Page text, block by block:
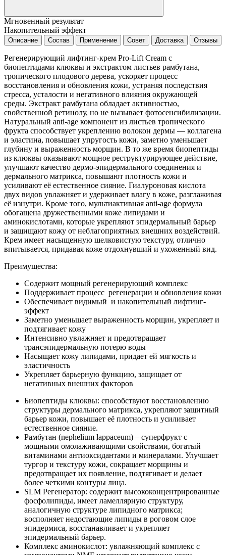
Мгновенный результат
Накопительный эффект
Описание Состав Применение Совет Доставка Отзывы
Регенерирующий лифтинг-крем Pro-Lift Cream с
биопептидами клюквы и экстрактом листьев рамбутана,
тропического плодового дерева, ускоряет процесс
восстановления и обновления кожи, устраняя последствия
стресса, усталости и негативного влияния окружающей
среды. Экстракт рамбутана обладает активностью,
свойственной ретинолу, но не вызывает фотосенсибилизации.
Натуральный anti-age компонент из листьев тропического
фрукта способствует укреплению волокон дермы — коллагена
и эластина, повышает упругость кожи, заметно уменьшает
глубину и выраженность морщин. В то же время биопептиды
из клюквы оказывают мощное реструктурирующее действие,
улучшают качество дермо-эпидермального соединения и
дермального матрикса, повышают плотность кожи и
усиливают её естественное сияние. Гиалуроновая кислота
двух видов увлажняет и удерживает влагу в коже, разглаживая
её изнутри. Кроме того, мультиактивная anti-age формула
обогащена дружественными коже липидами и
аминокислотами, которые укрепляют эпидермальный барьер
и защищают кожу от неблагоприятных внешних воздействий.
Крем имеет насыщенную шелковистую текстуру, отлично
впитывается, придавая коже отдохнувший и ухоженный вид.
Преимущества:
Содержит мощный регенерирующий комплекс
Поддерживает процесс регенерации и обновления кожи
Обеспечивает видимый и накопительный лифтинг-
эффект
Заметно уменьшает выраженность морщин, укрепляет и
подтягивает кожу
Интенсивно увлажняет и предотвращает
трансэпидермальную потерю воды
Насыщает кожу липидами, придает ей мягкость и
эластичность
Укрепляет барьерную функцию, защищает от
негативных внешних факторов
Биопептиды клюквы: способствуют восстановлению
структуры дермального матрикса, укрепляют защитный
барьер кожи, повышает её плотность и усиливает
естественное сияние.
Рамбутан (nephelium lappaceum) – суперфрукт с
мощными омолаживающими свойствами, богатый
витаминами антиоксидантами и минералами. Улучшает
тургор и текстуру кожи, сокращает морщины и
предотвращает их появление, подтягивает и делает
более четкими контуры лица.
SLM Регенератор: содержит высококонцентрированные
фосфолипиды, имеет ламеллярную структуру,
аналогичную структуре липидного матрикса;
восполняет недостающие липиды в роговом слое
эпидермиса, восстанавливает и укрепляет
эпидермальный барьер.
Комплекс аминокислот: увлажняющий комплекс с